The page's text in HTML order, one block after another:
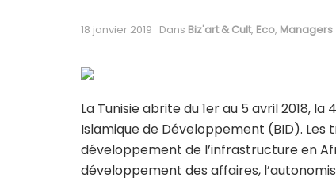
18 janvier 2019 Dans Biz'art & Cult, Eco, Managers
La Tunisie abrite du 1er au 5 avril 2018,
Islamique de Développement (BID).
développement de l’infrastructure en
développement des affaires,